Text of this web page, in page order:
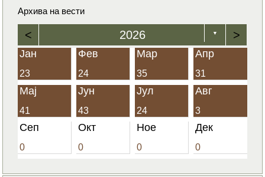
Архива на вести
< 2026 ▼ >
Јан
23
Фев
24
Мар
35
Апр
31
Мај
41
Јун
43
Јул
24
Авг
3
Сеп
0
Окт
0
Ное
0
Дек
0